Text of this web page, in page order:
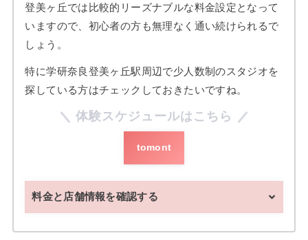
登美ヶ丘では比較的リーズナブルな料金設定となって
いますので、初心者の方も無理なく通い続けられるで
しょう。
特に学研奈良登美ヶ丘駅周辺で少人数制のスタジオを
探している方はチェックしておきたいですね。
体験スケジュールはこちら
tomont
料金と店舗情報を確認する